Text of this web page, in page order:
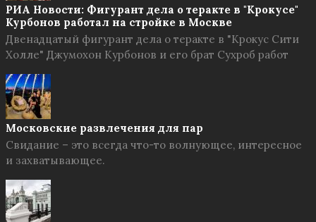
РИА Новости: Фигурант дела о теракте в "Крокусе"
Курбонов работал на стройке в Москве
Двенадцатый фигурант дела о теракте в "Крокус Сити
Холле" Джумохон Курбонов и его брат Сухроб работ
Московские развлечения для пар
Свидание – это всегда что-то волнующее, интересное
и захватывающее.